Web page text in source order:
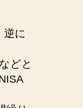
に
どと